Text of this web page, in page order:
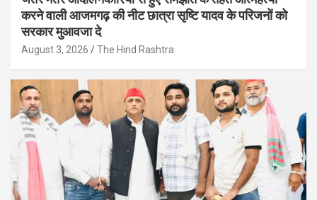
करने वाली आजमगढ़ की नीट छात्रा सृष्टि यादव के परिजनों को
सरकार मुआवजा दे
August 3, 2026 The Hind Rashtra